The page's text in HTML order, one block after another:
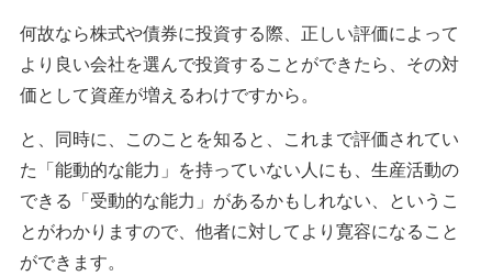
何故なら株式や債券に投資する際、正しい評価によって
より良い会社を選んで投資することができたら、その対
価として資産が増えるわけですから。
と、同時に、このことを知ると、これまで評価されてい
た「能動的な能力」を持っていない人にも、生産活動の
できる「受動的な能力」があるかもしれない、というこ
とがわかりますので、他者に対してより寛容になること
ができます。